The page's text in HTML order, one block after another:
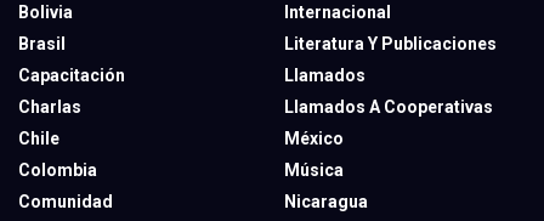
Bolivia
Brasil
Capacitación
Charlas
Chile
Colombia
Comunidad
Internacional
Literatura Y Publicaciones
Llamados
Llamados A Cooperativas
México
Música
Nicaragua